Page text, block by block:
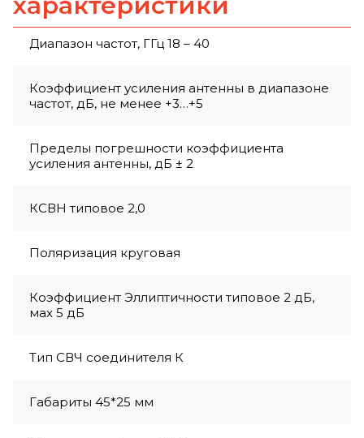
Диапазон частот, ГГц 18 – 40
Коэффициент усиления антенны в диапазоне
частот, дБ, не менее +3…+5
Пределы погрешности коэффициента
усиления антенны, дБ ± 2
КСВН типовое 2,0
Поляризация круговая
Коэффициент Эллиптичности типовое 2 дБ,
мах 5 дБ
Тип СВЧ соединителя К
Габариты 45*25 мм